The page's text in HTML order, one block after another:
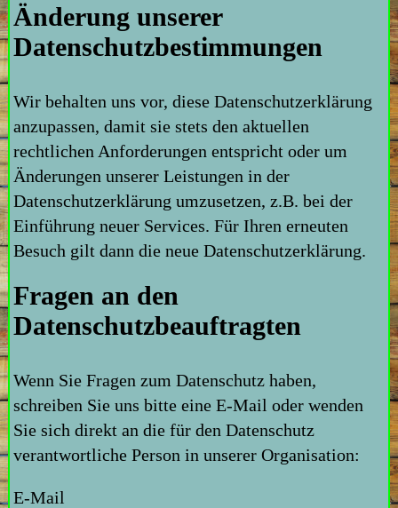
Änderung unserer
Datenschutzbestimmungen
Wir behalten uns vor, diese Datenschutzerklärung
anzupassen, damit sie stets den aktuellen
rechtlichen Anforderungen entspricht oder um
Änderungen unserer Leistungen in der
Datenschutzerklärung umzusetzen, z.B. bei der
Einführung neuer Services. Für Ihren erneuten
Besuch gilt dann die neue Datenschutzerklärung.
Fragen an den
Datenschutzbeauftragten
Wenn Sie Fragen zum Datenschutz haben,
schreiben Sie uns bitte eine E-Mail oder wenden
Sie sich direkt an die für den Datenschutz
verantwortliche Person in unserer Organisation:
E-Mail